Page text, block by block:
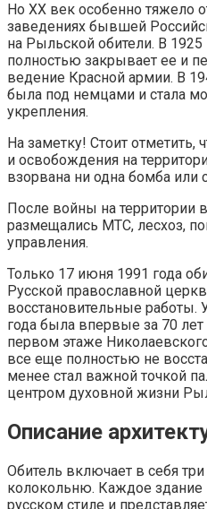
Но XX век особенно тяжело
заведениях бывшей
на Рыльской обители. В 1925
полностью закрывает ее и
ведение Красной армии. В
была под немцами и стала
укрепления.
На заметку! Стоит отметить,
и освобождения на
взорвана ни одна бомба или
После войны на территории
размещались МТС, лесхоз,
управления.
Только 17 июня 1991 года
Русской православной
восстановительные работы.
года была впервые за 70
первом этаже
все еще полностью не
менее стал важной точкой
центром духовной жизни
Описание
Обитель включает в себя
колокольню. Каждое здание
русском стиле и